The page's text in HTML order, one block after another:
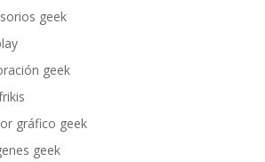
geek
geek
gráfico geek
geek